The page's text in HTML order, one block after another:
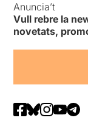
Anuncia’t
Vull rebre la
novetats,